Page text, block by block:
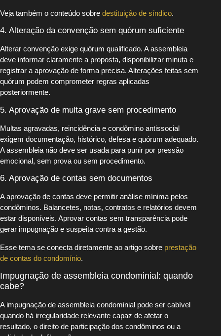
Veja também o conteúdo sobre destituição de síndico.
4. Alteração da convenção sem quórum suficiente
Alterar convenção exige quórum qualificado. A assembleia
deve informar claramente a proposta, disponibilizar minuta e
registrar a aprovação de forma precisa. Alterações feitas sem
quórum podem comprometer regras aplicadas
posteriormente.
5. Aprovação de multa grave sem procedimento
Multas agravadas, reincidência e condômino antissocial
exigem documentação, histórico, defesa e quórum adequado.
A assembleia não deve ser usada para punir por pressão
emocional, sem prova ou sem procedimento.
6. Aprovação de contas sem documentos
A aprovação de contas deve permitir análise mínima pelos
condôminos. Balancetes, notas, contratos e relatórios devem
estar disponíveis. Aprovar contas sem transparência pode
gerar impugnação e suspeita contra a gestão.
Esse tema se conecta diretamente ao artigo sobre prestação
de contas do condomínio.
Impugnação de assembleia condominial: quando
cabe?
A impugnação de assembleia condominial pode ser cabível
quando há irregularidade relevante capaz de afetar o
resultado, o direito de participação dos condôminos ou a